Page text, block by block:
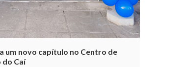
um novo capítulo no Centro de
do Caí